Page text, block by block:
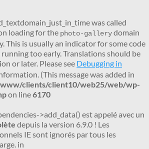
was called
loading for the photo-gallerydomain
This is usually an indicator for some code
too early. Translations should be
or later. Please see Debugging in
(This message was added in
clients/client10/web25/web/wp-
on line6170
>add_data() est appelé avec un
depuis la version 6.9.0 ! Les
IE sont ignorés par tous les
in